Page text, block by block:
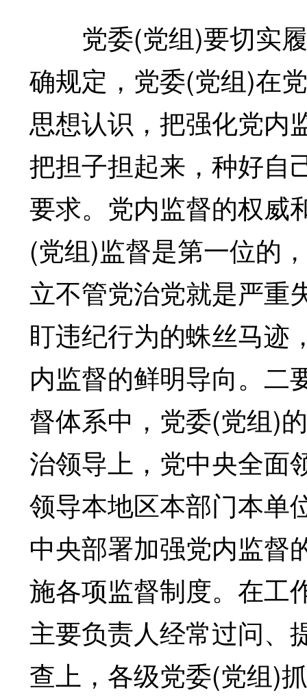
党委(党组)要切实履
确规定，党委(党组)在
思想认识，把强化党内
把担子担起来，种好自
要求。党内监督的权威
(党组)监督是第一位的
立不管党治党就是严重
盯违纪行为的蛛丝马迹
内监督的鲜明导向。二
督体系中，党委(党组)
治领导上，党中央全面
领导本地区本部门本单
中央部署加强党内监督
施各项监督制度。在工
主要负责人经常过问、
查上，各级党委(党组)